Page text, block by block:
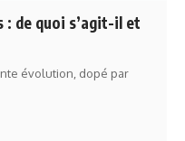
: de quoi s’agit-il et
évolution, dopé par